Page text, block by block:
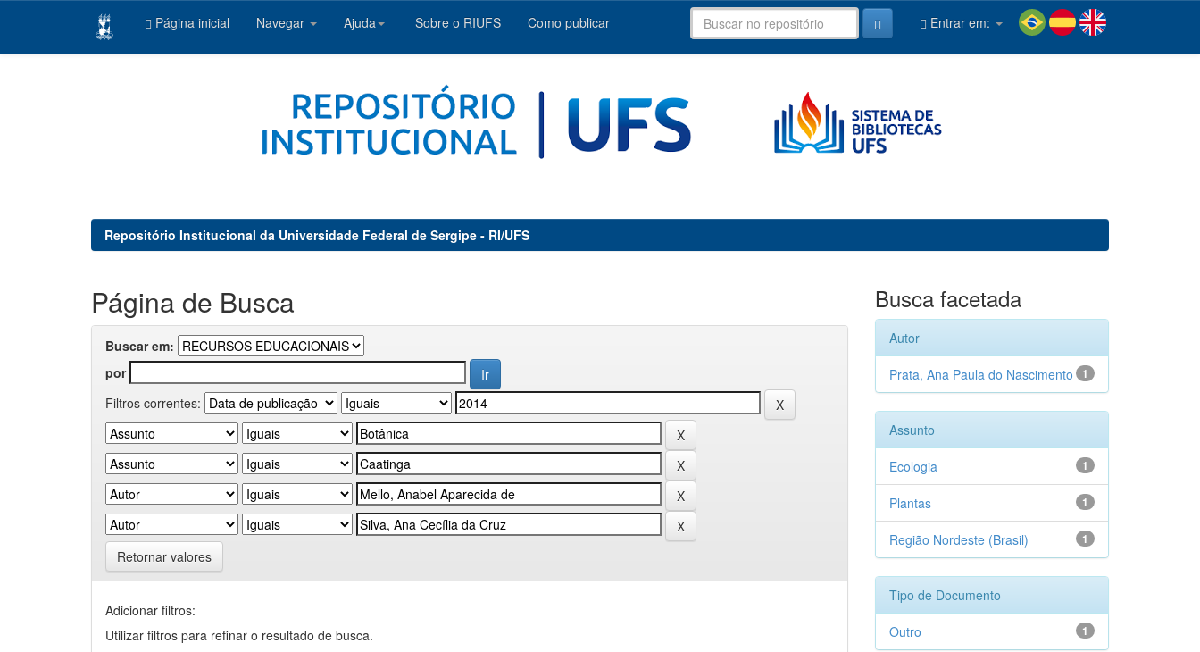
Página inicial Navegar Ajuda Sobre o RIUFS Como publicar Entrar em:
Repositório Institucional da Universidade Federal de Sergipe - RI/UFS
Página de Busca
Buscar em:
por
Filtros correntes:
Retornar valores
Adicionar filtros:
Utilizar filtros para refinar o resultado de busca.
Busca facetada
Autor
1
Prata, Ana Paula do Nascimento
Assunto
1
Ecologia
1
Plantas
1
Região Nordeste (Brasil)
Tipo de Documento
1
Outro